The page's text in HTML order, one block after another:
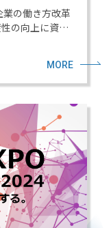
の働き方改革
性の向上に資…
MORE